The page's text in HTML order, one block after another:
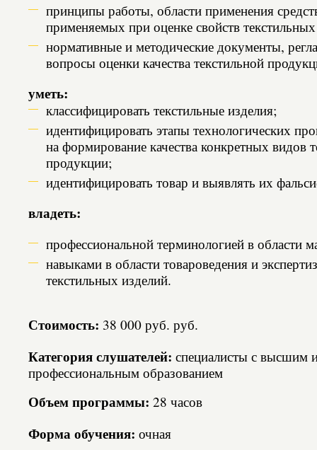
принципы работы, области применения
применяемых при оценке свойств
нормативные и методические документы,
вопросы оценки качества текстильной
уметь:
классифицировать текстильные изделия;
идентифицировать этапы технологических
на формирование качества конкретных видов
продукции;
идентифицировать товар и выявлять их
владеть:
профессиональной терминологией в области
навыками в области товароведения и
текстильных изделий.
Стоимость: 38 000 руб. руб.
Категория слушателей: специалисты с высшим
профессиональным образованием
Объем программы: 28 часов
Форма обучения: очная